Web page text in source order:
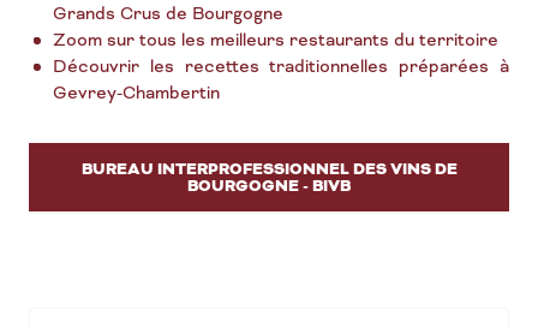
Grands Crus de Bourgogne
Zoom sur tous les meilleurs restaurants du territoire
Découvrir les recettes traditionnelles préparées à
Gevrey-Chambertin
BUREAU INTERPROFESSIONNEL DES VINS DE
BOURGOGNE - BIVB